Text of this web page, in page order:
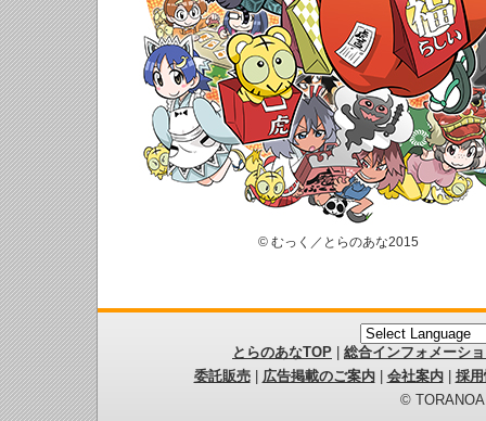
© むっく／とらのあな2015
とらのあなTOP
総合インフォメーシ
委託販売| 広告掲載のご案内| 会社案内| 採
©